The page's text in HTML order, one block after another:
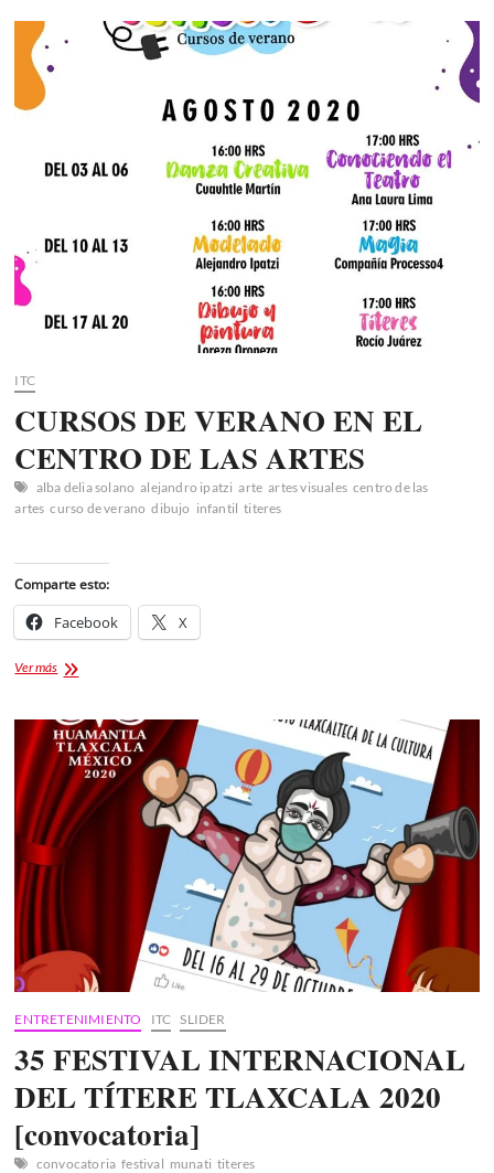
Universitaria
UAT
ITC
CURSOS DE VERANO EN EL
CENTRO DE LAS ARTES
alba delia solano alejandro ipatzi arte artes visuales centro de las
artes curso de verano dibujo infantil titeres
Comparte esto:
Facebook X
Ver másCURSOS
EN
EL
CENTRO
DE
LAS
ARTES
ENTRETENIMIENTO ITC SLIDER
35 FESTIVAL INTERNACIONAL
DEL TÍTERE TLAXCALA 2020
[convocatoria]
convocatoria festival munati titeres